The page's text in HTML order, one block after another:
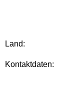
Land:
Kontaktdaten: